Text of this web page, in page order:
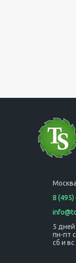
Москва
8 (495)
5
пн-пт
сб и